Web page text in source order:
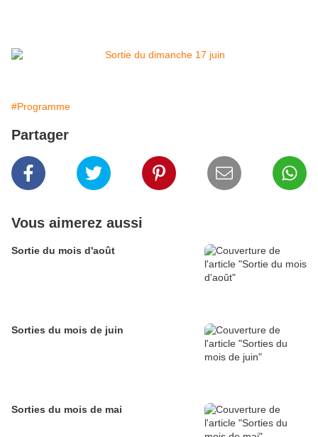
#Programme
Partager
Vous aimerez aussi
Sortie du mois d'août
Sorties du mois de juin
Sorties du mois de mai